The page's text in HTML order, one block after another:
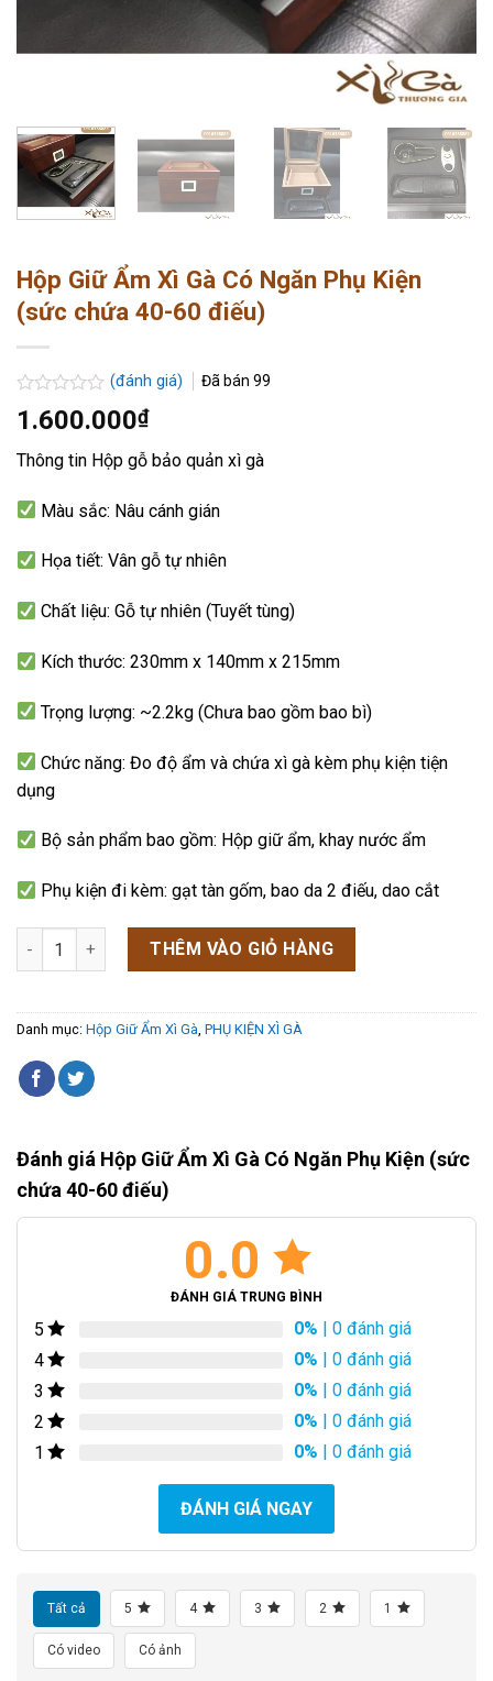
Hộp Giữ Ẩm Xì Gà Có Ngăn Phụ Kiện
(sức chứa 40-60 điếu)
Được
xếp
0.0
(đánh giá) Đã bán 99
1.600.000₫
Thông tin Hộp gỗ bảo quản xì gà
Màu sắc: Nâu cánh gián
Họa tiết: Vân gỗ tự nhiên
Chất liệu: Gỗ tự nhiên (Tuyết tùng)
Kích thước: 230mm x 140mm x 215mm
Trọng lượng: ~2.2kg (Chưa bao gồm bao bì)
Chức năng: Đo độ ẩm và chứa xì gà kèm phụ kiện tiện
dụng
Bộ sản phẩm bao gồm: Hộp giữ ẩm, khay nước ẩm
Phụ kiện đi kèm: gạt tàn gốm, bao da 2 điếu, dao cắt
Hộp Giữ Ẩm Xì Gà Có Ngăn Phụ Kiện (sức chứa 40-60 điếu) số
THÊM VÀO GIỎ HÀNG
Danh mục: Hộp Giữ Ẩm Xì Gà PHỤ KIỆN XÌ GÀ
Đánh giá Hộp Giữ Ẩm Xì Gà Có Ngăn Phụ Kiện (sức
chứa 40-60 điếu)
0.0
ĐÁNH GIÁ TRUNG BÌNH
5 0% | 0 đánh giá
4
0% | 0 đánh giá
3
0% | 0 đánh giá
2
0% | 0 đánh giá
1
0% | 0 đánh giá
ĐÁNH GIÁ NGAY
Tất cả 5 4 3 2 1
Có video Có ảnh